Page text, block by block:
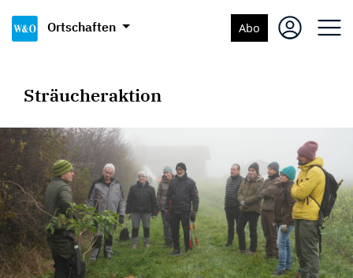
Ortschaften Abo
Sträucheraktion